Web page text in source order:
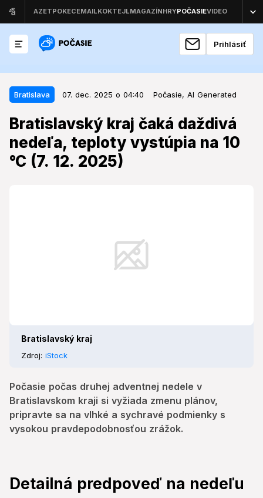
Prihlásiť
Bratislava 07. dec. 2025 o 04:40 Počasie, AI Generated
Bratislavský kraj čaká daždivá
nedeľa, teploty vystúpia na 10
°C (7. 12. 2025)
Bratislavský kraj
Zdroj: iStock
Počasie počas druhej adventnej nedele v
Bratislavskom kraji si vyžiada zmenu plánov,
pripravte sa na vlhké a sychravé podmienky s
vysokou pravdepodobnosťou zrážok.
Bratislava 07. dec. 2025 o 04:40
Bratislavský kraj čaká daždivá
nedeľa, teploty vystúpia na 10 °C
(7. 12. 2025)
Detailná predpoveď na nedeľu